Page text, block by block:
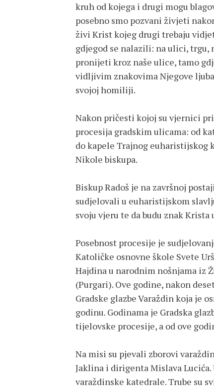
kruh od kojega i drugi mogu
posebno smo pozvani živjeti
živi Krist kojeg drugi trebaju
gdjegod se nalazili: na ulici, trgu,
pronijeti kroz naše ulice, tamo
vidljivim znakovima Njegove
svojoj homiliji.
Nakon pričesti kojoj su vjernici
procesija gradskim ulicama: od
do kapele Trajnog euharistijskog
Nikole biskupa.
Biskup Radoš je na završnoj
sudjelovali u euharistijskom
svoju vjeru te da budu znak Krista
Posebnost procesije je
Katoličke osnovne škole Svete
Hajdina u narodnim nošnjama iz
(Purgari). Ove godine, nakon
Gradske glazbe Varaždin koja je
godinu. Godinama je Gradska
tijelovske procesije, a od ove
Na misi su pjevali zborovi
Jaklina i dirigenta Mislava
varaždinske katedrale. Trube su